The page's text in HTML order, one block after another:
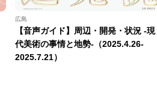
広島
【音声ガイド】周辺・開発・状況 -現
代美術の事情と地勢-（2025.4.26-
2025.7.21）